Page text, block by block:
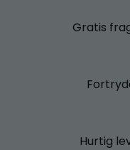
Gratis
Hurtig